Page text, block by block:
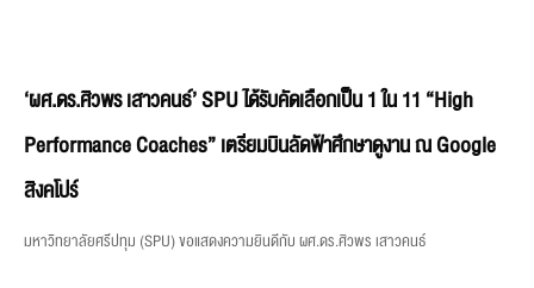
‘ผศ.ดร.ศิวพร เสาวคนธ์’ SPU ได้รับคัดเลือกเป็น 1 ใน 11 “High
Performance Coaches” เตรียมบินลัดฟ้าศึกษาดูงาน ณ Google
สิงคโปร์
มหาวิทยาลัยศรีปทุม (SPU) ขอแสดงความยินดีกับ ผศ.ดร.ศิวพร เสาวคนธ์